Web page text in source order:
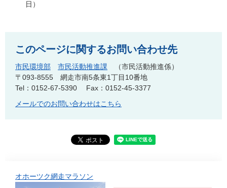
日）
このページに関するお問い合わせ先
市民環境部 市民活動推進課
市民活動推進係
〒093-8555
網走市南5条東1丁目10番地
Tel：0152-67-5390
Fax：0152-45-3377
メールでのお問い合わせはこちら
オホーツク網走マラソン